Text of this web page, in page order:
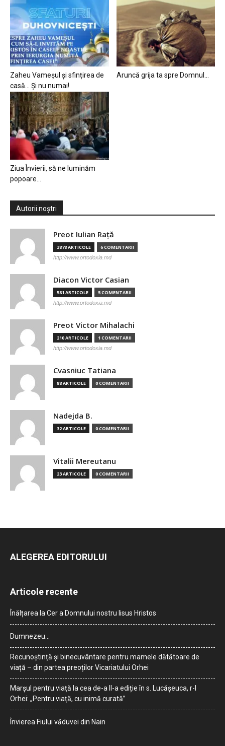
Zaheu Vameșul și sfințirea de
casă… Și nu numai!
Aruncă grija ta spre Domnul…
Ziua Învierii, să ne luminăm
popoare…
Autorii noștri
Preot Iulian Raţă
3878 ARTICOLE 6 COMENTARII
http://www.ortodoxia.md
Diacon Victor Casian
581 ARTICOLE 5 COMENTARII
http://www.ortodoxia.md
Preot Victor Mihalachi
210 ARTICOLE 1 COMENTARII
http://www.ortodoxia.md
Cvasniuc Tatiana
88 ARTICOLE 0 COMENTARII
Nadejda B.
32 ARTICOLE 0 COMENTARII
Vitalii Mereutanu
23 ARTICOLE 0 COMENTARII
ALEGEREA EDITORULUI
Articole recente
Înălțarea la Cer a Domnului nostru Iisus Hristos
Dumnezeu…
Recunoștință și binecuvântare pentru mamele dătătoare de
viață – din partea preoților Vicariatului Orhei
Marșul pentru viață la cea de-a II-a ediție în s. Lucășeuca, r-l
Orhei: „Pentru viață, cu inimă curată”
Învierea Fiului văduvei din Nain